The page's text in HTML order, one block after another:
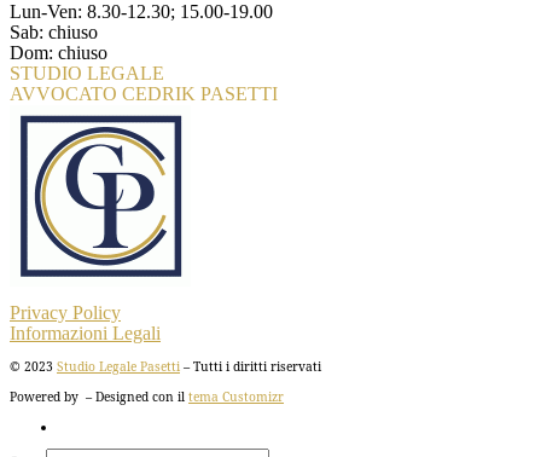
Lun-Ven: 8.30-12.30; 15.00-19.00
Sab: chiuso
Dom: chiuso
STUDIO LEGALE
AVVOCATO CEDRIK PASETTI
Privacy Policy
Informazioni Legali
© 2023 Studio Legale Pasetti – Tutti i diritti riservati
Powered by – Designed con il tema Customizr